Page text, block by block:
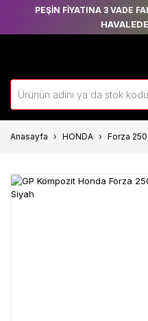
PEŞİN FİYATINA 3 VADE
Anasayfa HONDA Forza 250